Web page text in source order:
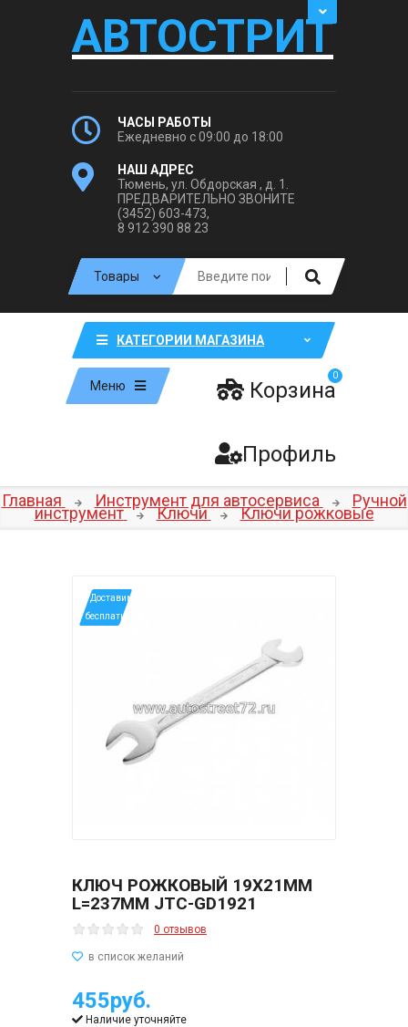
АВТОСТРИТ
ЧАСЫ РАБОТЫ
Ежедневно с 09:00 до 18:00
НАШ АДРЕС
Тюмень, ул. Обдорская , д. 1.
ПРЕДВАРИТЕЛЬНО ЗВОНИТЕ
(3452) 603-473,
8 912 390 88 23
КАТЕГОРИИ МАГАЗИНА
Меню Корзина
0
Профиль
Главная Инструмент для автосервиса Ручной
инструмент Ключи Ключи рожковые
*Доставим
бесплатно
КЛЮЧ РОЖКОВЫЙ 19Х21ММ
L=237ММ JTC-GD1921
0 отзывов
455руб.
Наличие уточняйте